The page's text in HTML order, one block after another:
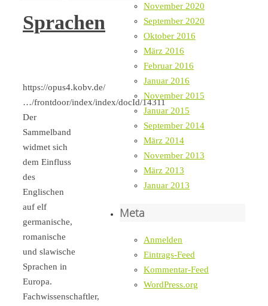
Sprachen
https://opus4.kobv.de/
…/frontdoor/index/index/docId/14311
Der
Sammelband
widmet sich
dem Einfluss
des
Englischen
auf elf
germanische,
romanische
und slawische
Sprachen in
Europa.
Fachwissenschaftler,
November 2020
September 2020
Oktober 2016
März 2016
Februar 2016
Januar 2016
November 2015
Januar 2015
September 2014
März 2014
November 2013
März 2013
Januar 2013
Meta
Anmelden
Eintrags-Feed
Kommentar-Feed
WordPress.org